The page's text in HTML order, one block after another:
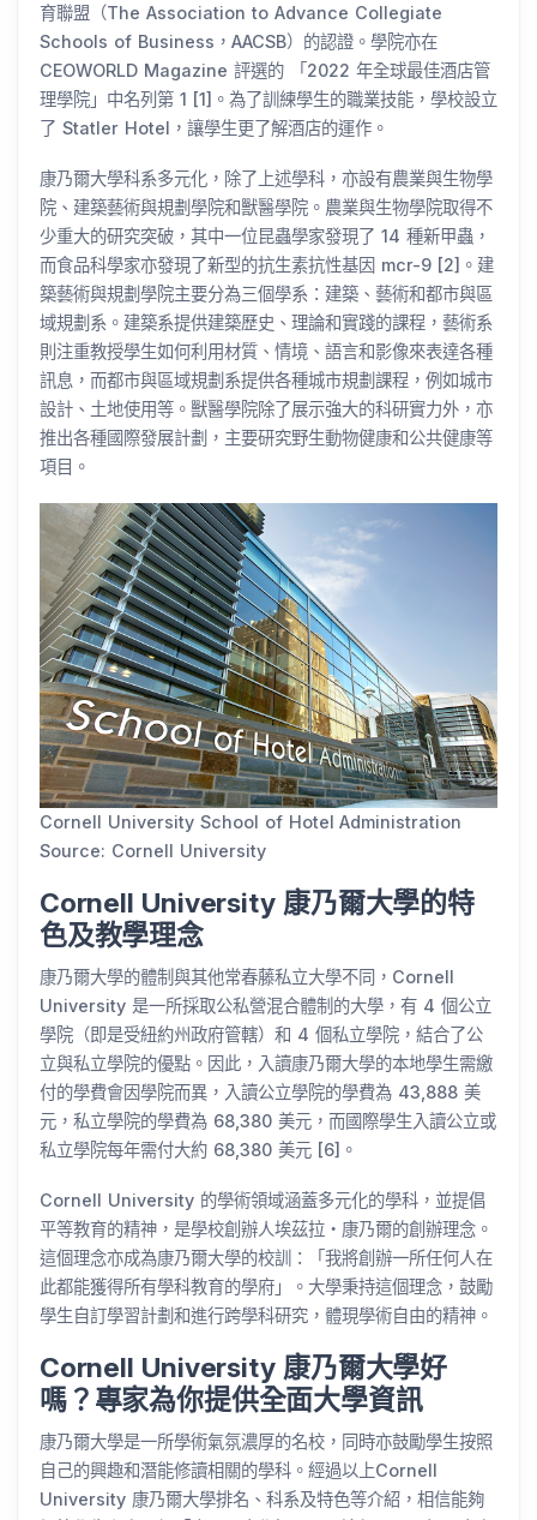
育聯盟（The Association to Advance Collegiate
Schools of Business，AACSB）的認證。學院亦在
CEOWORLD Magazine 評選的 「2022 年全球最佳酒店管
理學院」中名列第 1 [1]。為了訓練學生的職業技能，學校設立
了 Statler Hotel，讓學生更了解酒店的運作。
康乃爾大學科系多元化，除了上述學科，亦設有農業與生物學
院、建築藝術與規劃學院和獸醫學院。農業與生物學院取得不
少重大的研究突破，其中一位昆蟲學家發現了 14 種新甲蟲，
而食品科學家亦發現了新型的抗生素抗性基因 mcr-9 [2]。建
築藝術與規劃學院主要分為三個學系：建築、藝術和都市與區
域規劃系。建築系提供建築歷史、理論和實踐的課程，藝術系
則注重教授學生如何利用材質、情境、語言和影像來表達各種
訊息，而都市與區域規劃系提供各種城市規劃課程，例如城市
設計、土地使用等。獸醫學院除了展示強大的科研實力外，亦
推出各種國際發展計劃，主要研究野生動物健康和公共健康等
項目。
Cornell University School of Hotel Administration
Source: Cornell University
Cornell University 康乃爾大學的特
色及教學理念
康乃爾大學的體制與其他常春藤私立大學不同，Cornell
University 是一所採取公私營混合體制的大學，有 4 個公立
學院（即是受紐約州政府管轄）和 4 個私立學院，結合了公
立與私立學院的優點。因此，入讀康乃爾大學的本地學生需繳
付的學費會因學院而異，入讀公立學院的學費為 43,888 美
元，私立學院的學費為 68,380 美元，而國際學生入讀公立或
私立學院每年需付大約 68,380 美元 [6]。
Cornell University 的學術領域涵蓋多元化的學科，並提倡
平等教育的精神，是學校創辦人埃茲拉・康乃爾的創辦理念。
這個理念亦成為康乃爾大學的校訓：「我將創辦一所任何人在
此都能獲得所有學科教育的學府」。大學秉持這個理念，鼓勵
學生自訂學習計劃和進行跨學科研究，體現學術自由的精神。
Cornell University 康乃爾大學好
嗎？專家為你提供全面大學資訊
康乃爾大學是一所學術氣氛濃厚的名校，同時亦鼓勵學生按照
自己的興趣和潛能修讀相關的學科。經過以上Cornell
University 康乃爾大學排名、科系及特色等介紹，相信能夠